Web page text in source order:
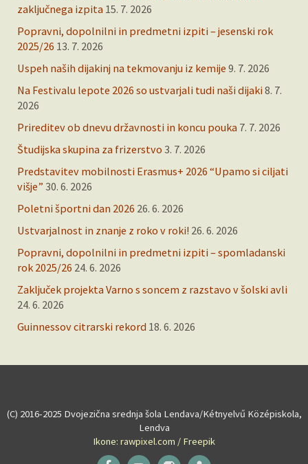
zaključnega izpita 15. 7. 2026
Popravni, dopolnilni in predmetni izpiti – jesenski rok
2025/26 13. 7. 2026
Uspeh naših dijakinj na tekmovanju iz kemije 9. 7. 2026
Na Festivalu lepote 2026 so ustvarjali tudi naši dijaki 8. 7.
2026
Prireditev ob dnevu državnosti in koncu pouka 7. 7. 2026
Študijska skupina za frizerstvo 3. 7. 2026
Predstavitev mobilnosti Erasmus+ 2026 “Upamo si ciljati
višje” 30. 6. 2026
Poletni športni dan 2026 26. 6. 2026
Ustvarjalnost in znanje z roko v roki! 26. 6. 2026
Popravni, dopolnilni in predmetni izpiti – spomladanski
rok 2025/26 24. 6. 2026
Zaključek projekta Varno s soncem z razstavo v šolski avli
24. 6. 2026
Guinnessov citrarski rekord 18. 6. 2026
(C) 2016-2025 Dvojezična srednja šola Lendava/Kétnyelvű Középiskola,
Lendva
Ikone: rawpixel.com / Freepik